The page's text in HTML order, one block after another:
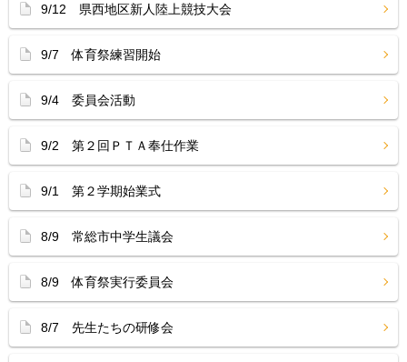
9/12 県西地区新人陸上競技大会
9/7 体育祭練習開始
9/4 委員会活動
9/2 第２回ＰＴＡ奉仕作業
9/1 第２学期始業式
8/9 常総市中学生議会
8/9 体育祭実行委員会
8/7 先生たちの研修会